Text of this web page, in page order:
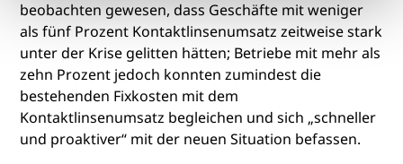
beobachten gewesen, dass Geschäfte mit weniger
als fünf Prozent Kontaktlinsenumsatz zeitweise stark
unter der Krise gelitten hätten; Betriebe mit mehr als
zehn Prozent jedoch konnten zumindest die
bestehenden Fixkosten mit dem
Kontaktlinsenumsatz begleichen und sich „schneller
und proaktiver“ mit der neuen Situation befassen.